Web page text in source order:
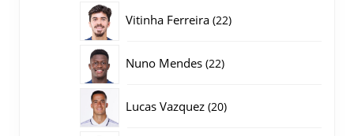
Vitinha Ferreira 2222
Nuno Mendes 2222
Lucas Vazquez 2020